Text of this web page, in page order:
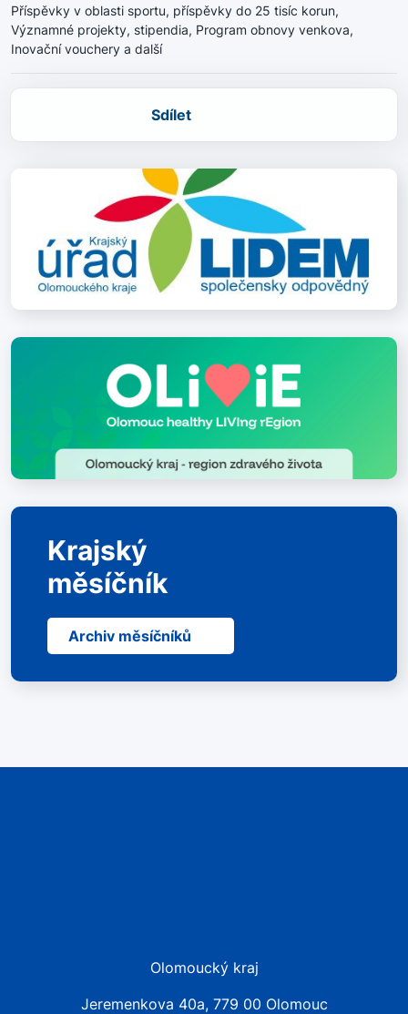
Příspěvky v oblasti sportu, příspěvky do 25 tisíc korun,
Významné projekty, stipendia, Program obnovy venkova,
Inovační vouchery a další
Sdílet
Krajský
měsíčník
Archiv měsíčníků
Olomoucký kraj
Jeremenkova 40a, 779 00 Olomouc